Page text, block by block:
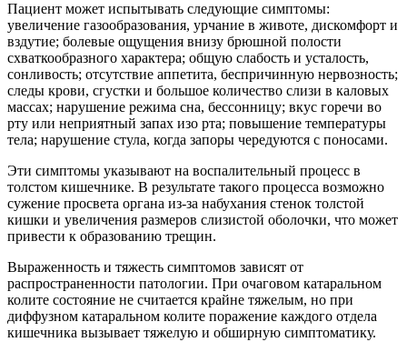
Пациент может испытывать следующие симптомы:
увеличение газообразования, урчание в животе, дискомфорт и
вздутие; болевые ощущения внизу брюшной полости
схваткообразного характера; общую слабость и усталость,
сонливость; отсутствие аппетита, беспричинную нервозность;
следы крови, сгустки и большое количество слизи в каловых
массах; нарушение режима сна, бессонницу; вкус горечи во
рту или неприятный запах изо рта; повышение температуры
тела; нарушение стула, когда запоры чередуются с поносами.
Эти симптомы указывают на воспалительный процесс в
толстом кишечнике. В результате такого процесса возможно
сужение просвета органа из-за набухания стенок толстой
кишки и увеличения размеров слизистой оболочки, что может
привести к образованию трещин.
Выраженность и тяжесть симптомов зависят от
распространенности патологии. При очаговом катаральном
колите состояние не считается крайне тяжелым, но при
диффузном катаральном колите поражение каждого отдела
кишечника вызывает тяжелую и обширную симптоматику.